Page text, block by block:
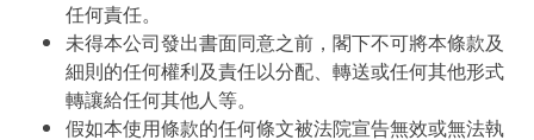
任何責任。
未得本公司發出書面同意之前，閣下不可將本條款及
細則的任何權利及責任以分配、轉送或任何其他形式
轉讓給任何其他人等。
假如本使用條款的任何條文被法院宣告無效或無法執